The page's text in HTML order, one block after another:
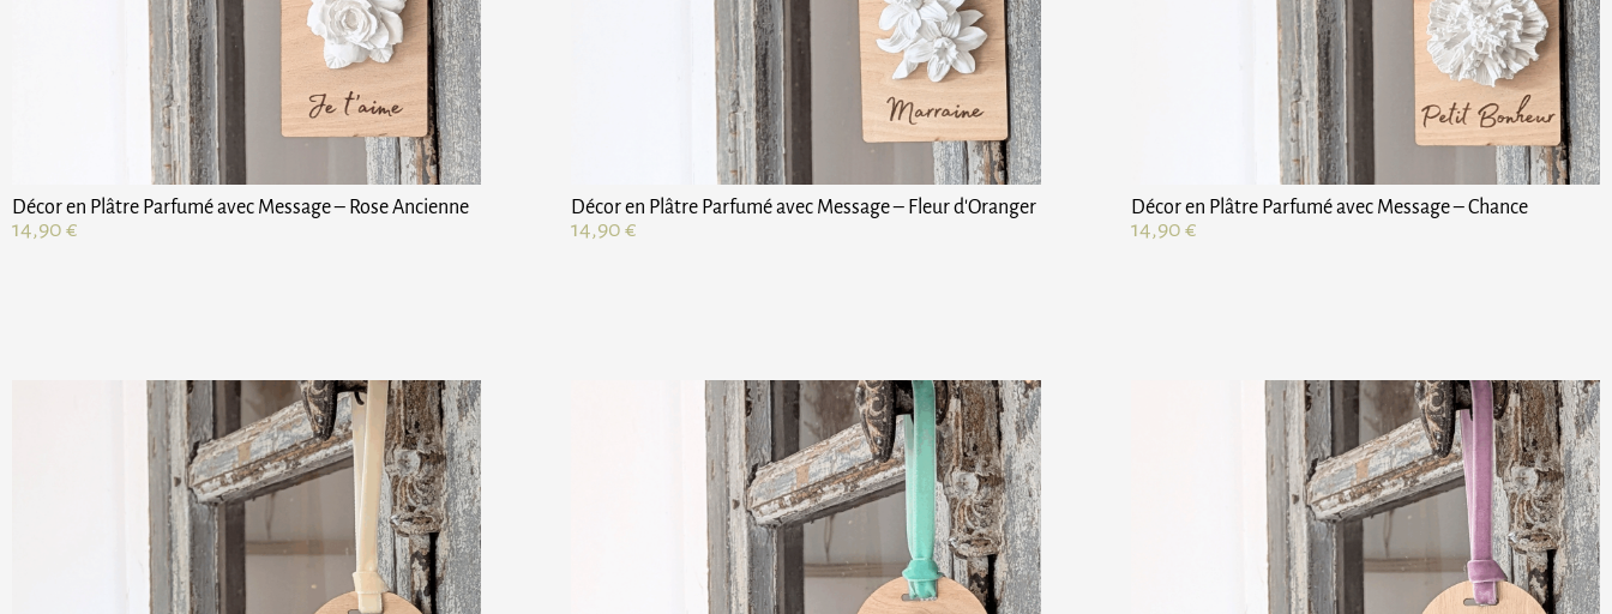
Décor en Plâtre Parfumé avec Message – Rose Ancienne
14,90 €
Décor en Plâtre Parfumé avec Message – Fleur d'Oranger
14,90€
Décor en Plâtre Parfumé avec Message – Chance
14,90 €